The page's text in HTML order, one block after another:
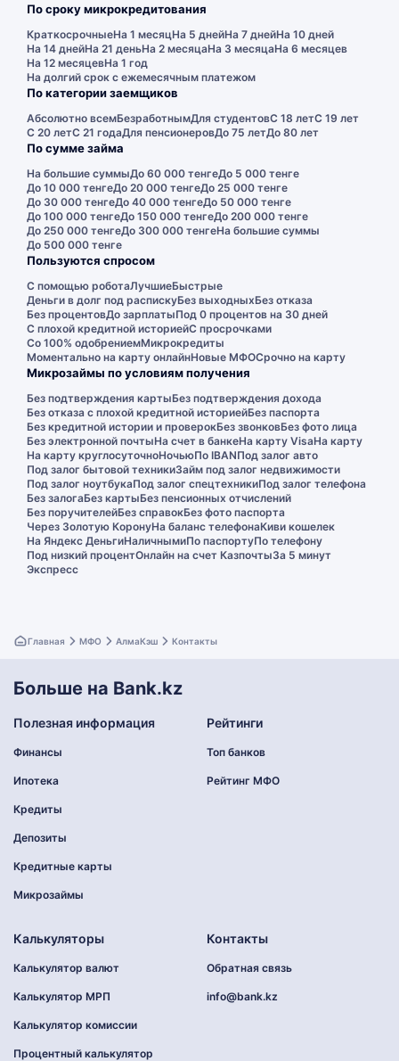
По сроку микрокредитования
КраткосрочныеНа 1 месяцНа 5 днейНа 7 днейНа 10 дней
На 14 днейНа 21 деньНа 2 месяцаНа 3 месяцаНа 6 месяцев
На 12 месяцевНа 1 год
На долгий срок с ежемесячным платежом
По категории заемщиков
Абсолютно всемБезработнымДля студентовС 18 летС 19 лет
С 20 летС 21 годаДля пенсионеровДо 75 летДо 80 лет
По сумме займа
На большие суммыДо 60 000 тенгеДо 5 000 тенге
До 10 000 тенгеДо 20 000 тенгеДо 25 000 тенге
До 30 000 тенгеДо 40 000 тенгеДо 50 000 тенге
До 100 000 тенгеДо 150 000 тенгеДо 200 000 тенге
До 250 000 тенгеДо 300 000 тенгеНа большие суммы
До 500 000 тенге
Пользуются спросом
С помощью роботаЛучшиеБыстрые
Деньги в долг под распискуБез выходныхБез отказа
Без процентовДо зарплатыПод 0 процентов на 30 дней
С плохой кредитной историейС просрочками
Со 100% одобрениемМикрокредиты
Моментально на карту онлайнНовые МФОСрочно на карту
Микрозаймы по условиям получения
Без подтверждения картыБез подтверждения дохода
Без отказа с плохой кредитной историейБез паспорта
Без кредитной истории и проверокБез звонковБез фото лица
Без электронной почтыНа счет в банкеНа карту VisaНа карту
На карту круглосуточноНочьюПо IBANПод залог авто
Под залог бытовой техникиЗайм под залог недвижимости
Под залог ноутбукаПод залог спецтехникиПод залог телефона
Без залогаБез картыБез пенсионных отчислений
Без поручителейБез справокБез фото паспорта
Через Золотую КоронуНа баланс телефонаКиви кошелек
На Яндекс ДеньгиНаличнымиПо паспортуПо телефону
Под низкий процентОнлайн на счет КазпочтыЗа 5 минут
Экспресс
Главная МФО АлмаКэш Контакты
Больше на Bank.kz
Полезная информация
Финансы
Ипотека
Кредиты
Депозиты
Кредитные карты
Микрозаймы
Рейтинги
Топ банков
Рейтинг МФО
Калькуляторы
Калькулятор валют
Калькулятор МРП
Калькулятор комиссии
Процентный калькулятор
Контакты
Обратная связь
info@bank.kz